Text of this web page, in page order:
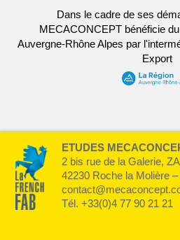
Dans le cadre de ses
MECACONCEPT bénéficie
Auvergne-Rhône Alpes par
Export
ETUDES
2 bis rue de la Galerie,
42230 Roche la Molière
Tél. +33(0)4 77 90 21 21